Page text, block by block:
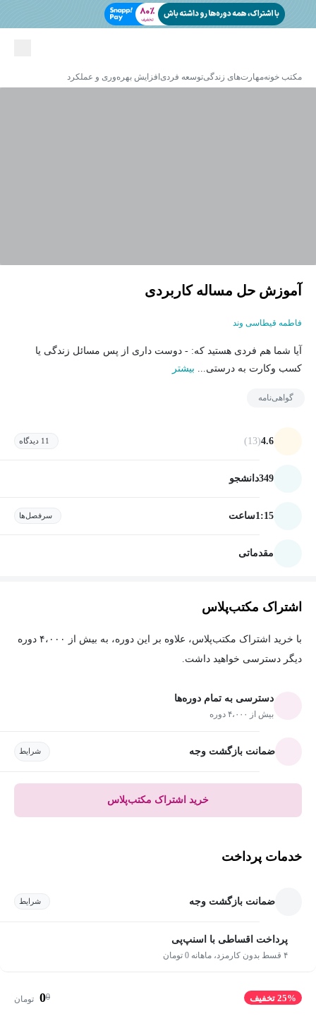
مکتب خونهمهارت‌های زندگیتوسعه فردی افزایش بهره‌وری و عملکرد
آموزش حل مساله کاربردی
فاطمه قیطاسی وند
آیا شما هم فردی هستید که: - دوست داری از پس مسائل زندگی یا
کسب وکارت به درستی... بیشتر
گواهی‌نامه
4.6
(13) 11 دیدگاه
349دانشجو
1:15ساعت سرفصل‌ها
مقدماتی
اشتراک مکتب‌پلاس
با خرید اشتراک مکتب‌پلاس، علاوه بر این دوره، به بیش از ۴،۰۰۰ دوره
دیگر دسترسی خواهید داشت.
دسترسی به تمام دوره‌ها
بیش از ۴،۰۰۰ دوره
ضمانت بازگشت وجه شرایط
خرید اشتراک مکتب‌پلاس
خدمات پرداخت
ضمانت بازگشت وجه شرایط
پرداخت اقساطی با اسنپ‌پی
۴ قسط بدون کارمزد، ماهانه 0 تومان
25% تخفیف 0
0 تومان